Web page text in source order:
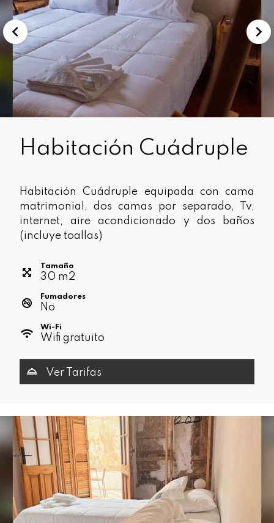
Habitación Cuádruple
Habitación Cuádruple equipada con cama
matrimonial, dos camas por separado, Tv,
internet, aire acondicionado y dos baños
(incluye toallas)
Tamaño
30 m2
Fumadores
No
Wi-Fi
Wifi gratuito
Ver Tarifas